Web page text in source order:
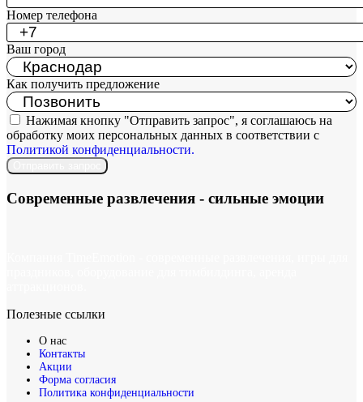
Номер телефона
Ваш город
Как получить предложение
Нажимая кнопку "Отправить запрос", я соглашаюсь на
обработку моих персональных данных в соответствии с
Политикой конфиденциальности.
Современные развлечения - сильные эмоции
Полезные ссылки
О нас
Контакты
Акции
Форма согласия
Политика конфиденциальности